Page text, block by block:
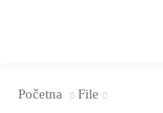
Početna
File